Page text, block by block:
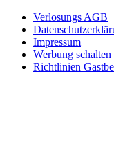
Verlosungs AGB
Impressum
Werbung schalten
Richtlinien